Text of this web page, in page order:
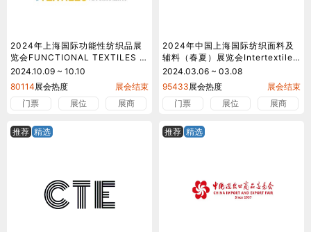
2024年上海国际功能性纺织品展
览会FUNCTIONAL TEXTILES S
HANGHAI by PERFORMANCE
2024.10.09 ~ 10.10
80114展会热度
展会结束
门票
展位 展商
2024年中国上海国际纺织面料及
辅料（春夏）展览会Intertextile
Shanghai
2024.03.06 ~ 03.08
95433展会热度
展会结束
门票
展位 展商
推荐 精选 推荐 精选